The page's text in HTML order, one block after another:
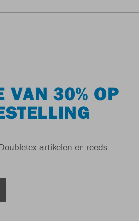
VAN 30% OP
artikelen en reeds